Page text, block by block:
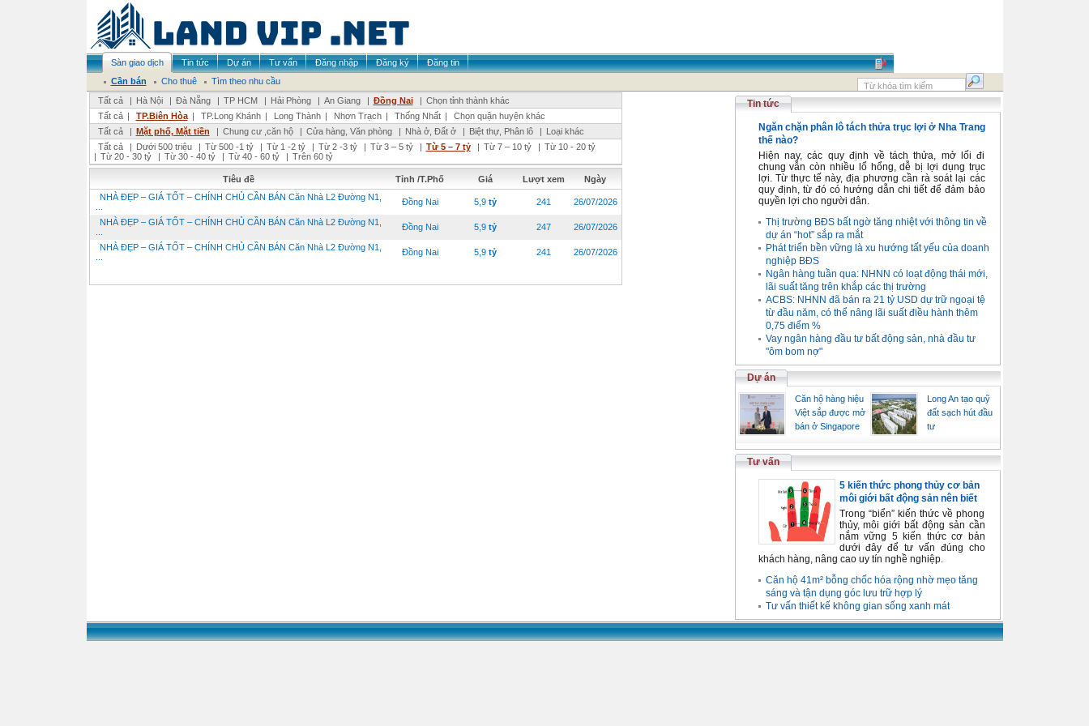
Sàn giao dịch Tin tức Dự án Tư vấn Đăng nhập Đăng ký
Đăng tin
Cần bán
Cho thuê
Tìm theo nhu cầu
Tất cả
| Hà Nội | Đà Nẵng | TP HCM | Hải Phòng | An Giang | Đồng Nai | Chọn tỉnh thành khác
Tất cả | TP.Biên Hòa | TP.Long Khánh | Long Thành | Nhơn Trạch | Thống Nhất |
Chọn quận huyện khác
Tất cả
| Mặt phố, Mặt tiền | Chung cư ,căn hộ | Cửa hàng, Văn phòng | Nhà ở, Đất ở | Biệt thự, Phân lô | Loại khác
Tất cả
| Dưới 500 triệu | Từ 500 -1 tỷ | Từ 1 -2 tỷ | Từ 2 -3 tỷ | Từ 3 – 5 tỷ | Từ 5 – 7 tỷ | Từ 7 – 10 tỷ | Từ 10 - 20 tỷ
| Từ 20 - 30 tỷ | Từ 30 - 40 tỷ | Từ 40 - 60 tỷ | Trên 60 tỷ
Tiêu đề Tỉnh /T.Phố Giá Lượt xem
Ngày
NHÀ ĐẸP – GIÁ TỐT – CHÍNH CHỦ CẦN BÁN Căn Nhà L2 Đường N1,
Đồng Nai 5,9 tỷ 241 26/07/2026
NHÀ ĐẸP – GIÁ TỐT – CHÍNH CHỦ CẦN BÁN Căn Nhà L2 Đường N1,
Đồng Nai 5,9 tỷ 247 26/07/2026
NHÀ ĐẸP – GIÁ TỐT – CHÍNH CHỦ CẦN BÁN Căn Nhà L2 Đường N1,
Đồng Nai 5,9 tỷ 241 26/07/2026
Tin tức
Ngăn chặn phân lô tách thửa trục lợi ở Nha Trang
thế nào?
Hiện nay, các quy định về tách thửa, mở lối đi
chung vẫn còn nhiều lổ hổng, dễ bị lợi dụng trục
lợi. Từ thực tế này, địa phương cần rà soát lại các
quy định, từ đó có hướng dẫn chi tiết để đảm bảo
quyền lợi cho người dân.
Thị trường BĐS bất ngờ tăng nhiệt với thông tin về
dự án “hot” sắp ra mắt
Phát triển bền vững là xu hướng tất yếu của doanh
nghiệp BĐS
Ngân hàng tuần qua: NHNN có loạt động thái mới,
lãi suất tăng trên khắp các thị trường
ACBS: NHNN đã bán ra 21 tỷ USD dự trữ ngoại tệ
từ đầu năm, có thể nâng lãi suất điều hành thêm
0,75 điểm %
Vay ngân hàng đầu tư bất động sản, nhà đầu tư
"ôm bom nợ"
Dự án
Căn hộ hàng hiệu
Việt sắp được mở
bán ở Singapore
Long An tạo quỹ
đất sạch hút đầu
tư
Tư vấn
5 kiến thức phong thủy cơ bản
môi giới bất động sản nên biết
Trong “biển” kiến thức về phong
thủy, môi giới bất động sản cần
nắm vững 5 kiến thức cơ bản
dưới đây để tư vấn đúng cho
khách hàng, nâng cao uy tín nghề nghiệp.
Căn hộ 41m² bỗng chốc hóa rộng nhờ mẹo tăng
sáng và tận dụng góc lưu trữ hợp lý
Tư vấn thiết kế không gian sống xanh mát